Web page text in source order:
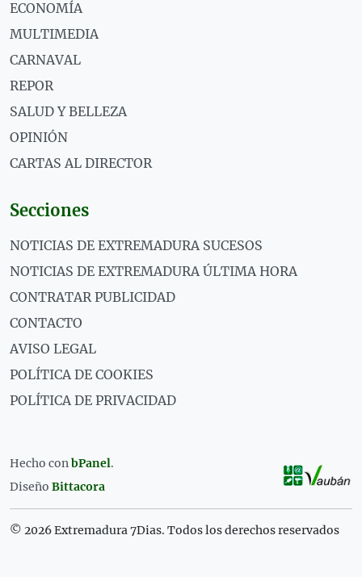
ECONOMÍA
MULTIMEDIA
CARNAVAL
REPOR
SALUD Y BELLEZA
OPINIÓN
CARTAS AL DIRECTOR
Secciones
NOTICIAS DE EXTREMADURA SUCESOS
NOTICIAS DE EXTREMADURA ÚLTIMA HORA
CONTRATAR PUBLICIDAD
CONTACTO
AVISO LEGAL
POLÍTICA DE COOKIES
POLÍTICA DE PRIVACIDAD
Hecho conbPanel.
Diseño Bittacora
© 2026 Extremadura 7Dias. Todos los derechos reservados